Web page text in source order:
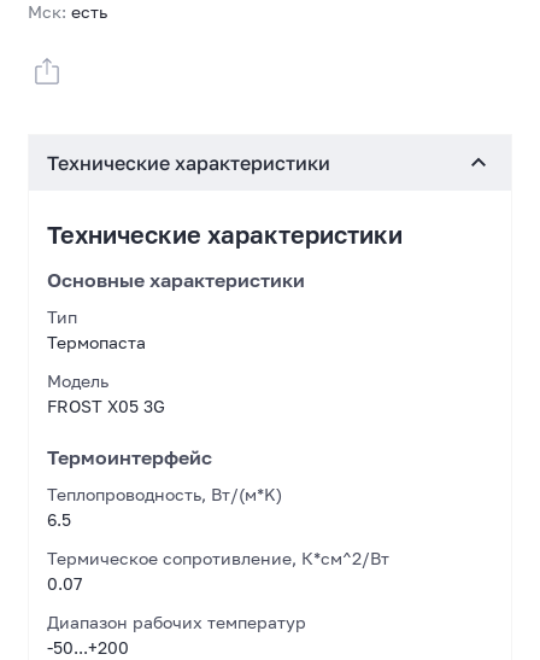
Мск:есть
Технические характеристики
Технические характеристики
Основные характеристики
Тип
Термопаста
Модель
FROST X05 3G
Термоинтерфейс
Теплопроводность, Вт/(м*K)
6.5
Термическое сопротивление, К*см^2/Вт
0.07
Диапазон рабочих температур
-50...+200